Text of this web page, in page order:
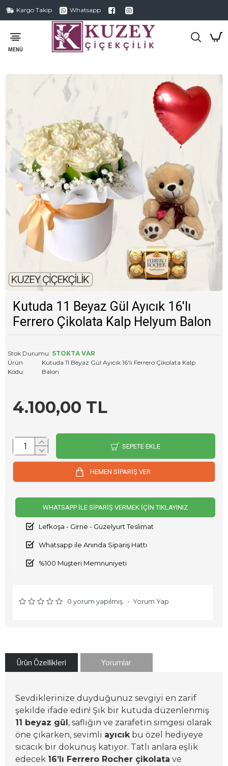
Kargo Takip Whatsapp
Kutuda 11 Beyaz Gül Ayıcık 16'lı
Ferrero Çikolata Kalp Helyum Balon
Stok Durumu: STOKTA VAR
Ürün
Kodu:
Kutuda 11 Beyaz Gül Ayıcık 16'lı Ferrero Çikolata Kalp
Balon
0 yorum yapılmış. - Yorum Yap
4.100,00 TL
SEPETE EKLE
HEMEN SİPARİŞ VER
WHATSAPP İLE SIPARIŞ VERMEK İÇIN TIKLAYINIZ
Lefkoşa - Girne - Güzelyurt Teslimat
Whatsapp ile Anında Sipariş Hattı
%100 Müşteri Memnuniyeti
Ürün Özellikleri Yorumlar
Sevdiklerinize duyduğunuz sevgiyi en zarif
şekilde ifade edin! Şık bir kutuda düzenlenmiş
11 beyaz gül, saflığın ve zarafetin simgesi olarak
öne çıkarken, sevimli ayıcıkbu özel hediyeye
sıcacık bir dokunuş katıyor. Tatlı anlara eşlik
edecek 16’lı Ferrero Rocher çikolata ve